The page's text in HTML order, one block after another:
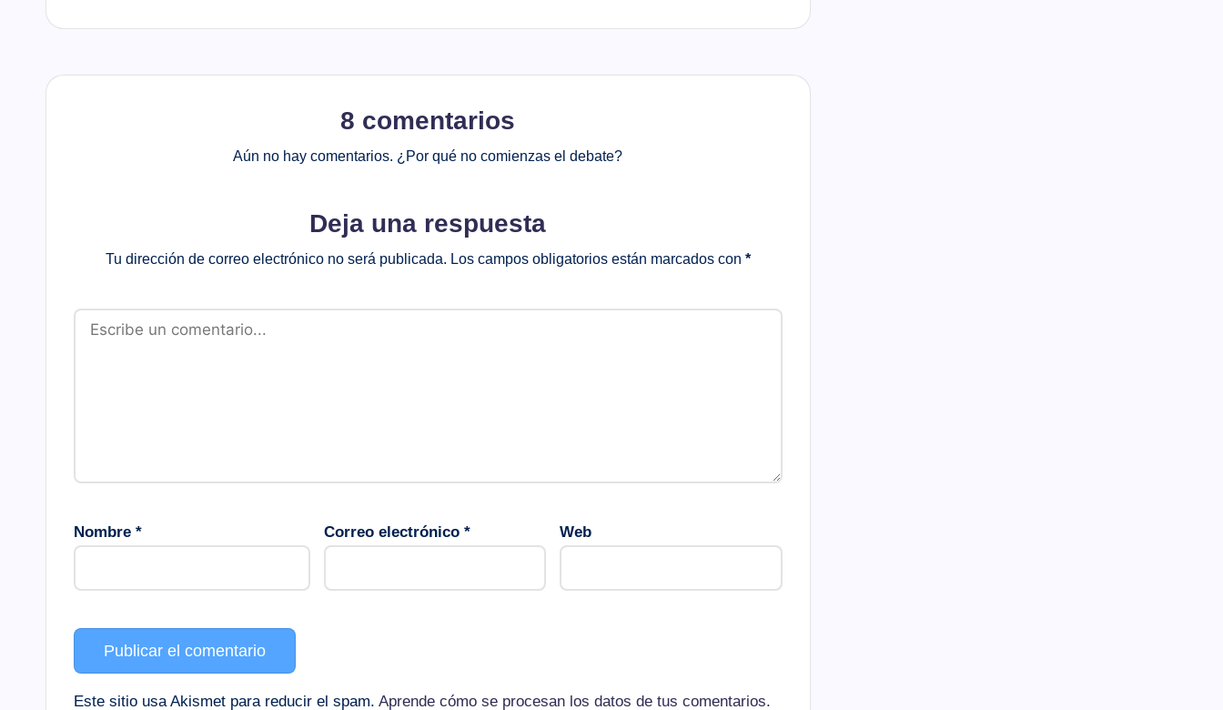
entradas
8 comentarios
Aún no hay comentarios. ¿Por qué no comienzas el debate?
Deja una respuesta
Tu dirección de correo electrónico no será publicada. Los campos obligatorios están marcados con *
Nombre * Correo electrónico * Web
Este sitio usa Akismet para reducir el spam. Aprende cómo se procesan los datos de tus comentarios.